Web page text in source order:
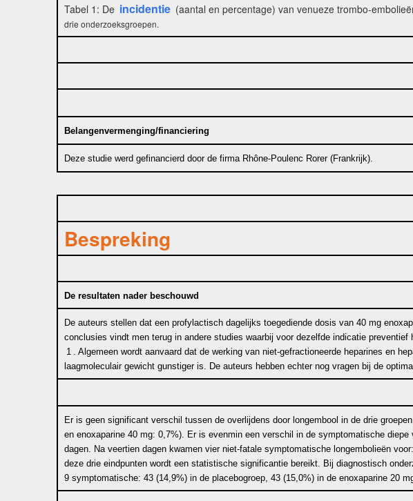
Tabel 1: De incidentie (aantal en percentage) van venueze trombo-
drie onderzoeksgroepen.
Belangenvermenging/financiering
Deze studie werd gefinancierd door de firma Rhône-Poulenc Rorer (Frankrijk).
Bespreking
De resultaten nader beschouwd
De auteurs stellen dat een profylactisch dagelijks toegediende dosis van 40 mg
conclusies vindt men terug in andere studies waarbij voor dezelfde indicatie
1
. Algemeen wordt aanvaard dat de werking van niet-gefractioneerde heparines en
laagmoleculair gewicht gunstiger is. De auteurs hebben echter nog vragen bij de
Er is geen significant verschil tussen de overlijdens door longembool in de drie
en enoxaparine 40 mg: 0,7%). Er is evenmin een verschil in de symptomatische
dagen. Na veertien dagen kwamen vier niet-fatale symptomatische longembolieën
deze drie eindpunten wordt een statistische significantie bereikt. Bij diagnostisch
9 symptomatische: 43 (14,9%) in de placebogroep, 43 (15,0%) in de enoxaparine 20